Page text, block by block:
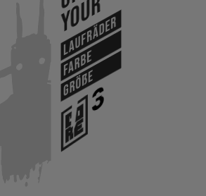
Your
Laufräder
Farbe
Größe